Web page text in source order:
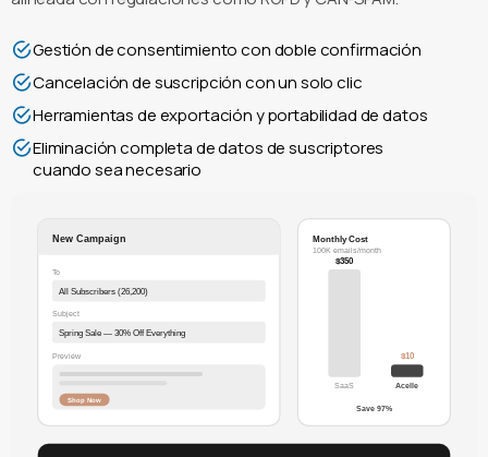
Gestión de consentimiento con doble confirmación
Cancelación de suscripción con un solo clic
Herramientas de exportación y portabilidad de datos
Eliminación completa de datos de suscriptores
cuando sea necesario